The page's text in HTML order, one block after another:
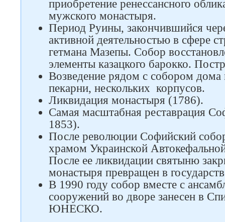
приобретение ренессансного
мужского монастыря.
Период Руины, закончившийся
активной деятельностью в сфере
гетмана Мазепы. Собор
элементы казацкого барокко.
Возведение рядом с собором дома
пекарни, нескольких корпусов.
Ликвидация монастыря (1786).
Самая масштабная реставрация
1853).
После революции Софийский
храмом Украинской
После ее ликвидации святыню
монастыря превращен в
В 1990 году собор вместе с
сооружений во дворе занесен в
ЮНЕСКО.